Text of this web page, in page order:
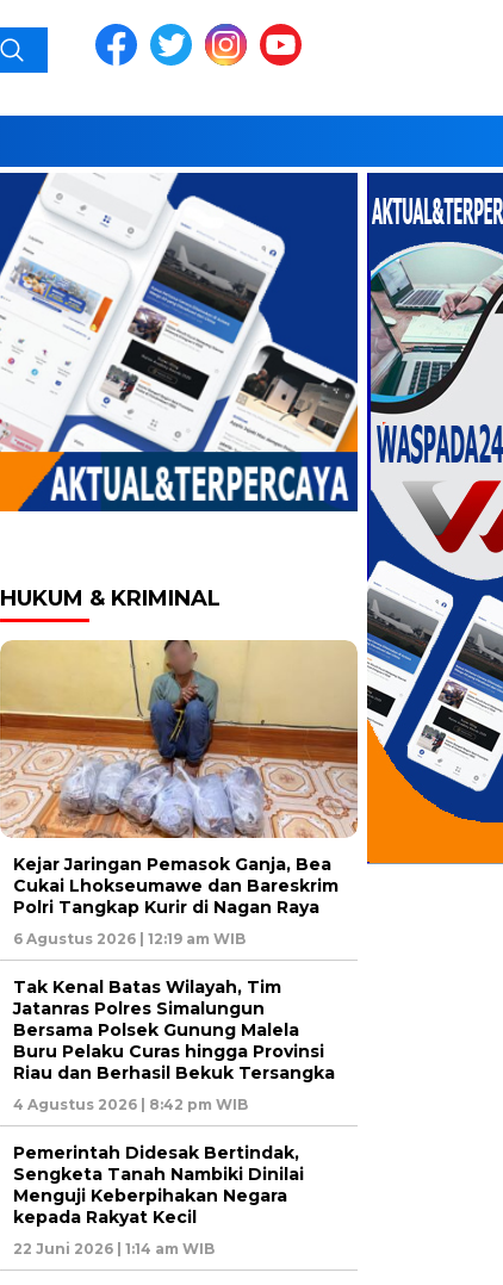
HUKUM & KRIMINAL
Kejar Jaringan Pemasok Ganja, Bea
Cukai Lhokseumawe dan Bareskrim
Polri Tangkap Kurir di Nagan Raya
6 Agustus 2026 | 12:19 am WIB
Tak Kenal Batas Wilayah, Tim
Jatanras Polres Simalungun
Bersama Polsek Gunung Malela
Buru Pelaku Curas hingga Provinsi
Riau dan Berhasil Bekuk Tersangka
4 Agustus 2026 | 8:42 pm WIB
Pemerintah Didesak Bertindak,
Sengketa Tanah Nambiki Dinilai
Menguji Keberpihakan Negara
kepada Rakyat Kecil
22 Juni 2026 | 1:14 am WIB